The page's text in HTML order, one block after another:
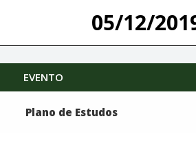
05/12/
EVENTO
Plano de Estudos